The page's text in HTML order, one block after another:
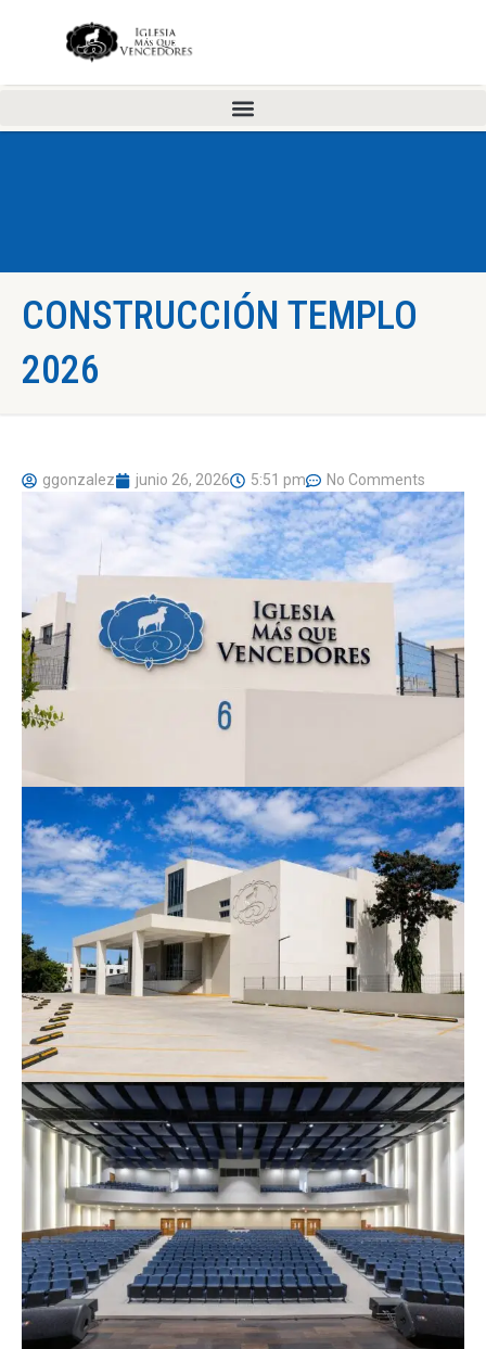
CONSTRUCCIÓN TEMPLO
2026
ggonzalez junio 26, 2026 5:51 pm No Comments